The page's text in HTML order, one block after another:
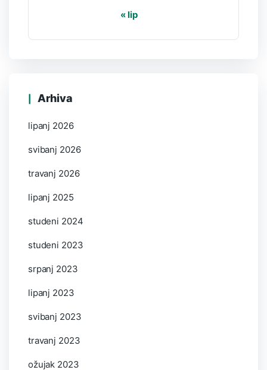
« lip
Arhiva
lipanj 2026
svibanj 2026
travanj 2026
lipanj 2025
studeni 2024
studeni 2023
srpanj 2023
lipanj 2023
svibanj 2023
travanj 2023
ožujak 2023